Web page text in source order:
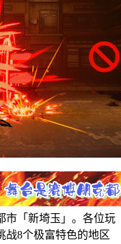
市「新埼玉」。各位玩
战8个极富特色的地区